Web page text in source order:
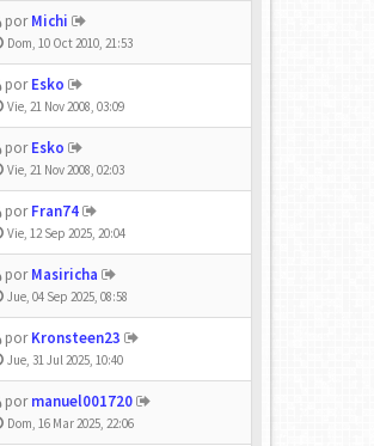
porMichi
Dom, 10 Oct 2010, 21:53
porEsko
Vie, 21 Nov 2008, 03:09
porEsko
Vie, 21 Nov 2008, 02:03
porFran74
Vie, 12 Sep 2025, 20:04
porMasiricha
Jue, 04 Sep 2025, 08:58
porKronsteen23
Jue, 31 Jul 2025, 10:40
pormanuel001720
Dom, 16 Mar 2025, 22:06